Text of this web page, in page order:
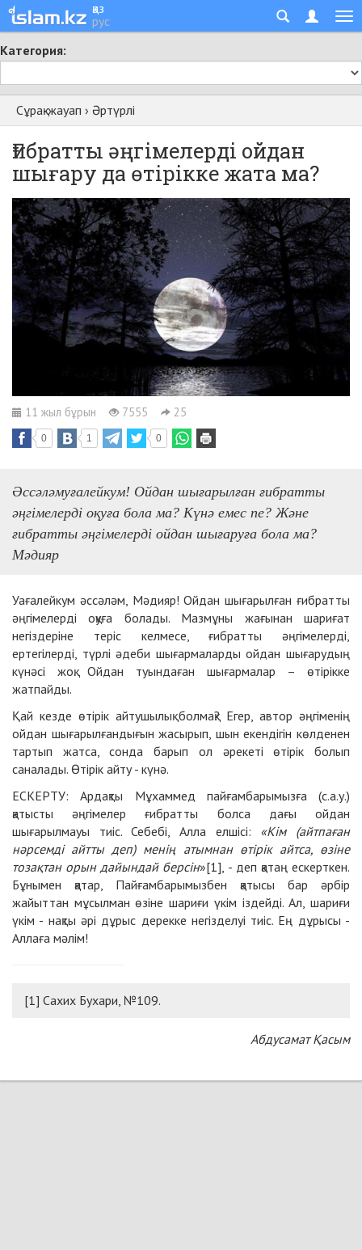
қаз
рус
Категория:
Сұрақ-жауап › Әртүрлі
Ғибратты әңгімелерді ойдан
шығару да өтірікке жата ма?
11 жыл бұрын 7555 25
0 1 0
Әссәләмуғалейкум! Ойдан шығарылған ғибратты
әңгімелерді оқуға бола ма? Күнә емес пе? Және
ғибратты әңгімелерді ойдан шығаруға бола ма?
Мәдияр
Уағалейкум әссәләм, Мәдияр! Ойдан шығарылған ғибратты
әңгімелерді оқуға болады. Мазмұны жағынан шариғат
негіздеріне теріс келмесе, ғибратты әңгімелерді,
ертегілерді, түрлі әдеби шығармаларды ойдан шығарудың
күнәсі жоқ. Ойдан туындаған шығармалар – өтірікке
жатпайды.
Қай кезде өтірік айтушылық болмақ? Егер, автор әңгіменің
ойдан шығарылғандығын жасырып, шын екендігін көлденен
тартып жатса, сонда барып ол әрекеті өтірік болып
саналады. Өтірік айту - күнә.
ЕСКЕРТУ: Ардақты Мұхаммед пайғамбарымызға (с.а.у.)
қатысты әңгімелер ғибратты болса дағы ойдан
шығарылмауы тиіс. Себебі, Алла елшісі: «Кім (айтпаған
нәрсемді айтты деп) менің атымнан өтірік айтса, өзіне
тозақтан орын дайындай берсін»[1], - деп қатаң ескерткен.
Бұнымен қатар, Пайғамбарымызбен қатысы бар әрбір
жайыттан мұсылман өзіне шариғи үкім іздейді. Ал, шариғи
үкім - нақты әрі дұрыс дерекке негізделуі тиіс. Ең дұрысы -
Аллаға мәлім!
[1] Сахих Бухари, №109.
Абдусамат Қасым